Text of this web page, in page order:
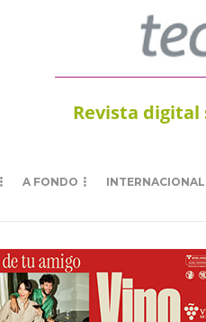
Revista
A FONDO